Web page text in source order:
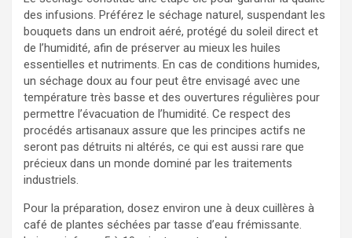
des infusions. Préférez le séchage naturel, suspendant les
bouquets dans un endroit aéré, protégé du soleil direct et
de l’humidité, afin de préserver au mieux les huiles
essentielles et nutriments. En cas de conditions humides,
un séchage doux au four peut être envisagé avec une
température très basse et des ouvertures régulières pour
permettre l’évacuation de l’humidité. Ce respect des
procédés artisanaux assure que les principes actifs ne
seront pas détruits ni altérés, ce qui est aussi rare que
précieux dans un monde dominé par les traitements
industriels.
Pour la préparation, dosez environ une à deux cuillères à
café de plantes séchées par tasse d’eau frémissante.